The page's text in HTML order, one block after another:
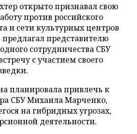
открыто признавал свою
против российского
и сети культурных центров
представителю
сотрудничества СБУ
с участием своего
планировала привлечь к
СБУ Михаила Марченко,
на гибридных угрозах,
деятельности.